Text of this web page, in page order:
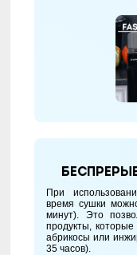
При
время сушки
минут). Это
продукты,
абрикосы или
35 часов).